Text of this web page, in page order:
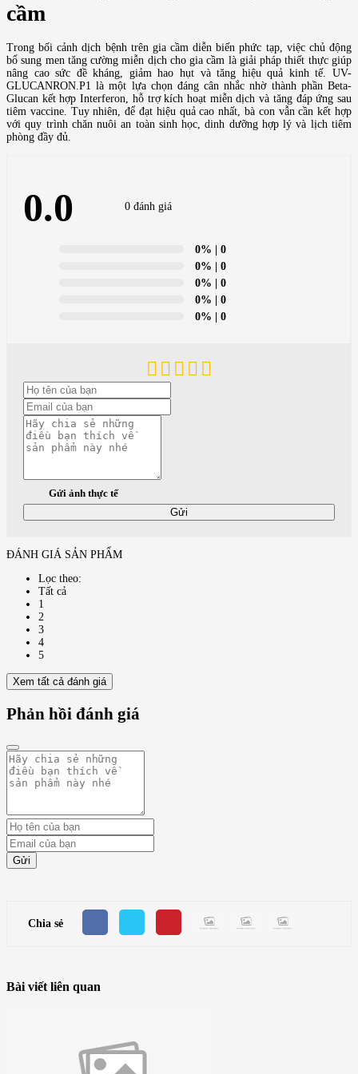
Trong bối cảnh dịch bệnh trên gia cầm diễn biến phức tạp, việc chủ động
bổ sung men tăng cường miễn dịch cho gia cầm là giải pháp thiết thực giúp
nâng cao sức đề kháng, giảm hao hụt và tăng hiệu quả kinh tế. UV-
GLUCANRON.P1 là một lựa chọn đáng cân nhắc nhờ thành phần Beta-
Glucan kết hợp Interferon, hỗ trợ kích hoạt miễn dịch và tăng đáp ứng sau
tiêm vaccine. Tuy nhiên, để đạt hiệu quả cao nhất, bà con vẫn cần kết hợp
với quy trình chăn nuôi an toàn sinh học, dinh dưỡng hợp lý và lịch tiêm
phòng đầy đủ.
0.0 0 đánh giá
0% | 0
0% | 0
0% | 0
0% | 0
0% | 0
Gửi ảnh thực tế
Gửi
ĐÁNH GIÁ SẢN PHẨM
Lọc theo:
Tất cả
1
2
3
4
5
Xem tất cả đánh giá
Phản hồi đánh giá
Gửi
Chia sẻ
Bài viết liên quan